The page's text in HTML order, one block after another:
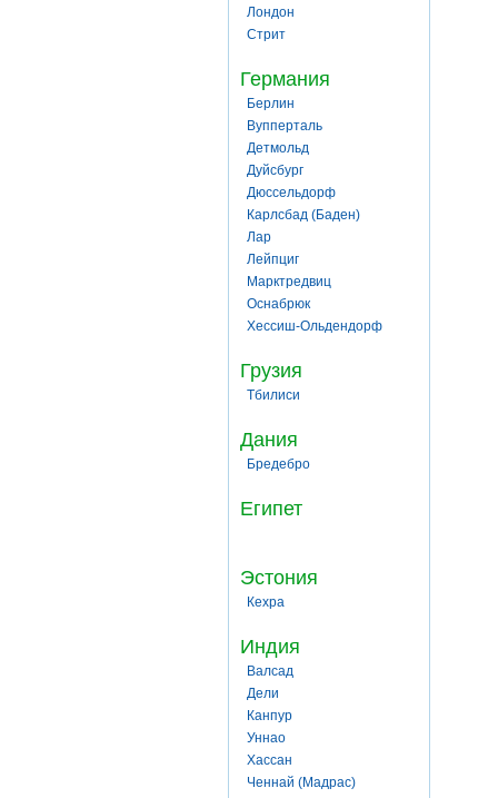
Лондон
Стрит
Германия
Берлин
Вупперталь
Детмольд
Дуйсбург
Дюссельдорф
Карлсбад (Баден)
Лар
Лейпциг
Марктредвиц
Оснабрюк
Хессиш-Ольдендорф
Грузия
Тбилиси
Дания
Бредебро
Египет
Эстония
Кехра
Индия
Валсад
Дели
Канпур
Уннао
Хассан
Ченнай (Мадрас)